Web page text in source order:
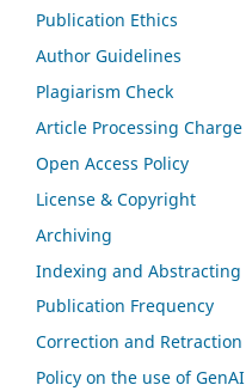
Publication Ethics
Author Guidelines
Plagiarism Check
Article Processing Charge
Open Access Policy
License & Copyright
Archiving
Indexing and Abstracting
Publication Frequency
Correction and Retraction
Policy on the use of GenAI